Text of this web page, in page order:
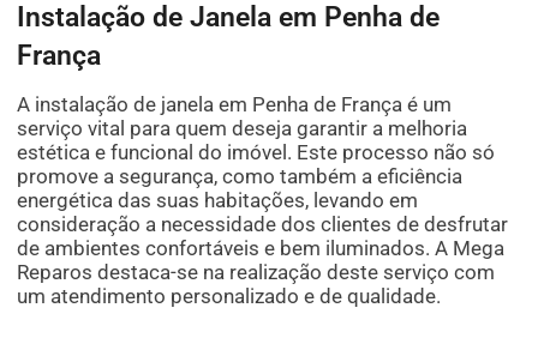
Instalação de Janela em Penha de
França
A instalação de janela em Penha de França é um
serviço vital para quem deseja garantir a melhoria
estética e funcional do imóvel. Este processo não só
promove a segurança, como também a eficiência
energética das suas habitações, levando em
consideração a necessidade dos clientes de desfrutar
de ambientes confortáveis e bem iluminados. A Mega
Reparos destaca-se na realização deste serviço com
um atendimento personalizado e de qualidade.